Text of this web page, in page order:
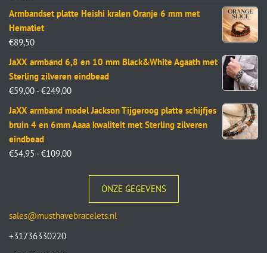
Armbandset platte Heishi kralen Oranje 6 mm met
Hematiet
€89,50
JaXX armband 6,8 en 10 mm Black&White Agaath met
Sterling zilveren eindbead
€59,00 - €249,00
JaXX armband model Jackson Tijgeroog platte schijfjes
bruin 4 en 6mm Aaaa kwaliteit met Sterling zilveren
eindbead
€54,95 - €109,00
ONZE GEGEVENS
sales@musthavebracelets.nl
+31736330220